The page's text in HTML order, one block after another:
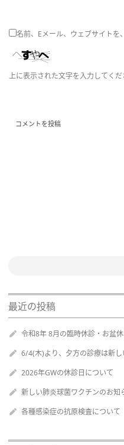
名前、Eメール、ウェブサイトを
上に表示された文字を入力してくだ
最近の投稿
令和8年 8月の臨時休診・お盆
6/4(木)より、夕方の診療は新し
2026年GWの休診日について
新しい肺炎球菌ワクチンのお知
各種感染症の抗原検査について